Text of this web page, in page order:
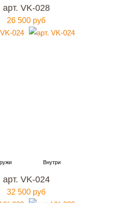
арт. VK-028
26 500 руб
арт. VK-024
32 500 руб